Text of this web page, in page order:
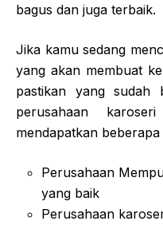
bagus dan juga terbaik.
Jika kamu sedang
yang akan membuat
pastikan yang sudah
perusahaan
mendapatkan
Perusahaan
yang baik
Perusahaan